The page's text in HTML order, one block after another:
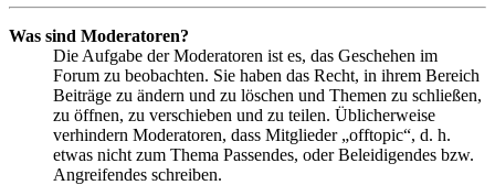
Was sind Moderatoren?
Die Aufgabe der Moderatoren ist es, das Geschehen im
Forum zu beobachten. Sie haben das Recht, in ihrem Bereich
Beiträge zu ändern und zu löschen und Themen zu schließen,
zu öffnen, zu verschieben und zu teilen. Üblicherweise
verhindern Moderatoren, dass Mitglieder „offtopic“, d. h.
etwas nicht zum Thema Passendes, oder Beleidigendes bzw.
Angreifendes schreiben.